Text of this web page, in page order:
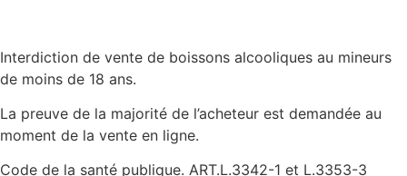
Interdiction de vente de boissons alcooliques au mineurs
de moins de 18 ans.
La preuve de la majorité de l’acheteur est demandée au
moment de la vente en ligne.
Code de la santé publique. ART.L.3342-1 et L.3353-3